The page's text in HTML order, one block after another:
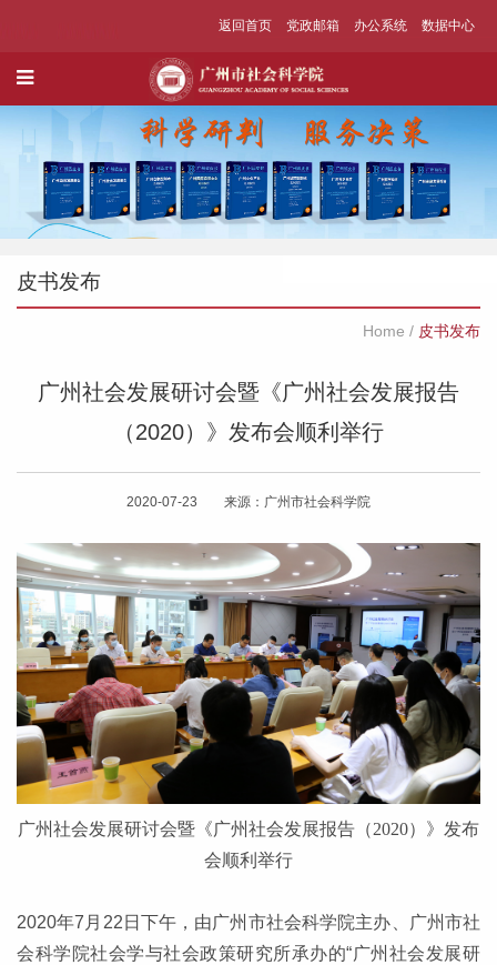
返回首页 党政邮箱 办公系统 数据中心
皮书发布
Home / 皮书发布
广州社会发展研讨会暨《广州社会发展报告
（2020）》发布会顺利举行
2020-07-23 来源：广州市社会科学院
广州社会发展研讨会暨《广州社会发展报告（2020）》发布
会顺利举行
2020年7月22日下午，由广州市社会科学院主办、广州市社
会科学院社会学与社会政策研究所承办的“广州社会发展研